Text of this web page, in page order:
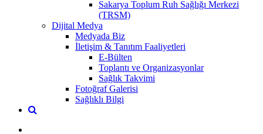
Sakarya Toplum Ruh Sağlığı Merkezi
(TRSM)
Dijital Medya
Medyada Biz
İletişim & Tanıtım Faaliyetleri
E-Bülten
Toplantı ve Organizasyonlar
Sağlık Takvimi
Fotoğraf Galerisi
Sağlıklı Bilgi